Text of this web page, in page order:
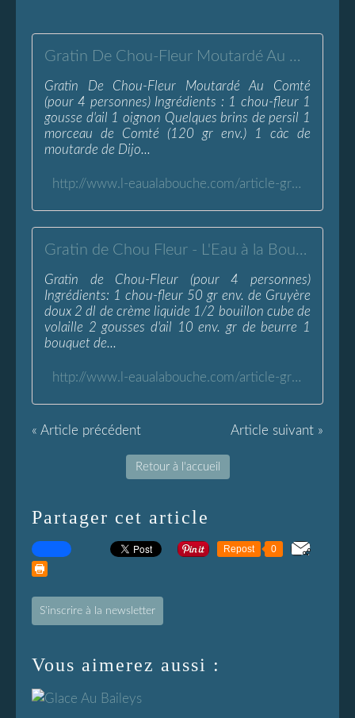
Gratin De Chou-Fleur Moutardé Au Comté - L'Eau à la Bouche
Gratin De Chou-Fleur Moutardé Au Comté
(pour 4 personnes) Ingrédients : 1 chou-fleur 1
gousse d'ail 1 oignon Quelques brins de persil 1
morceau de Comté (120 gr env.) 1 càc de
moutarde de Dijo...
http://www.l-eaualabouche.com/article-gratin-de-chou-fleur-moutarde-au-comte-114551385.html
Gratin de Chou Fleur - L'Eau à la Bouche
Gratin de Chou-Fleur (pour 4 personnes)
Ingrédients: 1 chou-fleur 50 gr env. de Gruyère
doux 2 dl de crème liquide 1/2 bouillon cube de
volaille 2 gousses d'ail 10 env. gr de beurre 1
bouquet de...
http://www.l-eaualabouche.com/article-gratin-de-chou-fleur-80753762.html
« Article précédent Article suivant »
Retour à l'accueil
Partager cet article
Repost 0
S'inscrire à la newsletter
Vous aimerez aussi :